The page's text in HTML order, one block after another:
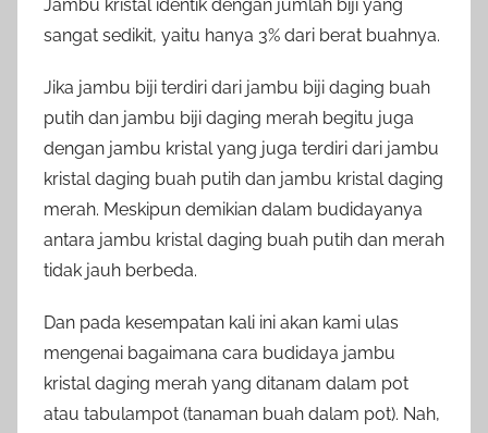
Jambu kristal identik dengan jumlah biji yang
sangat sedikit, yaitu hanya 3% dari berat buahnya.
Jika jambu biji terdiri dari jambu biji daging buah
putih dan jambu biji daging merah begitu juga
dengan jambu kristal yang juga terdiri dari jambu
kristal daging buah putih dan jambu kristal daging
merah. Meskipun demikian dalam budidayanya
antara jambu kristal daging buah putih dan merah
tidak jauh berbeda.
Dan pada kesempatan kali ini akan kami ulas
mengenai bagaimana cara budidaya jambu
kristal daging merah yang ditanam dalam pot
atau tabulampot (tanaman buah dalam pot). Nah,